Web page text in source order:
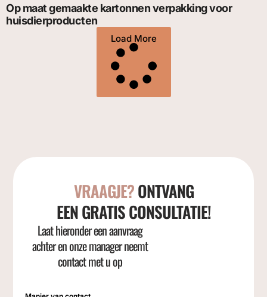
Op maat gemaakte kartonnen verpakking voor
huisdierproducten
Load More
VRAAGJE?ONTVANG
EEN GRATIS CONSULTATIE!
Laat hieronder een aanvraag
achter en onze manager neemt
contact met u op